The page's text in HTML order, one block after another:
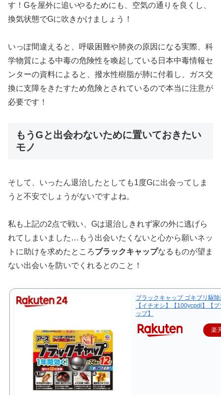
す！Gを屋外に追いやるためにも、空気の通りを良くし、
換気状態でGに吹きかけましょう！
いっぽ間違えると、呼吸困難や肺炎の原因になる実際、科
学物質による中毒の危険性を喚起している日本中毒情報セ
ンターの資料によると、撥水性樹脂が肺に付着し、ガス交
換に支障をきたすため危険とされているので本当に注意が
必要です！
もうGと出会わないために置いておきたい
モノ
そして、いったん退治したとしても1度Gに出会ってしま
うと不安でしょうがないですよね。
私も上記の2点で戦い、Gは退治しきれず家の外に逃げら
れてしまいました…もう出会いたくないと心から願いネッ
トに助けを求めたところブラックキャップなるものが望ま
ない出会いを防いでくれるとのこと！
ブラックキャップ ゴキブリ駆
【イチオシ】【100ycpdl】【
ップ】
楽